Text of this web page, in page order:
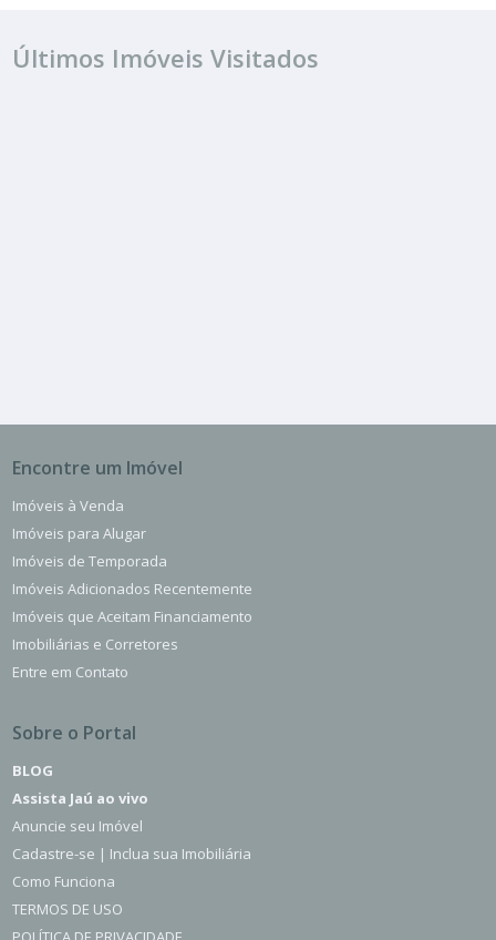
Últimos Imóveis Visitados
Encontre um Imóvel
Imóveis à Venda
Imóveis para Alugar
Imóveis de Temporada
Imóveis Adicionados Recentemente
Imóveis que Aceitam Financiamento
Imobiliárias e Corretores
Entre em Contato
Sobre o Portal
BLOG
Assista Jaú ao vivo
Anuncie seu Imóvel
Cadastre-se | Inclua sua Imobiliária
Como Funciona
TERMOS DE USO